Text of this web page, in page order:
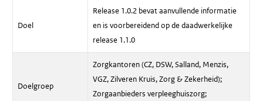
Doel
Release 1.0.2 bevat aanvullende informatie
en is voorbereidend op de daadwerkelijke
release 1.1.0
Doelgroep
Zorgkantoren (CZ, DSW, Salland, Menzis,
VGZ, Zilveren Kruis, Zorg & Zekerheid);
Zorgaanbieders verpleeghuiszorg;